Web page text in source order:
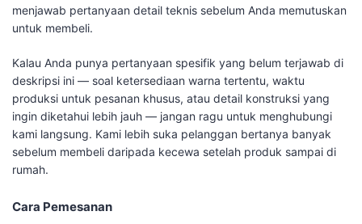
menjawab pertanyaan detail teknis sebelum Anda memutuskan
untuk membeli.
Kalau Anda punya pertanyaan spesifik yang belum terjawab di
deskripsi ini — soal ketersediaan warna tertentu, waktu
produksi untuk pesanan khusus, atau detail konstruksi yang
ingin diketahui lebih jauh — jangan ragu untuk menghubungi
kami langsung. Kami lebih suka pelanggan bertanya banyak
sebelum membeli daripada kecewa setelah produk sampai di
rumah.
Cara Pemesanan